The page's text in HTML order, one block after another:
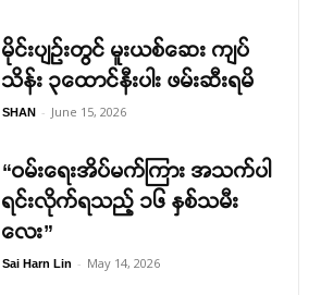
မိုင်းပျဉ်းတွင် မူးယစ်ဆေး ကျပ်
သိန်း ၃ထောင်နီးပါး ဖမ်းဆီးရမိ
SHAN - June 15, 2026
“ဝမ်းရေးအိပ်မက်ကြား အသက်ပါ
ရင်းလိုက်ရသည့် ၁၆ နှစ်သမီး
လေး”
Sai Harn Lin - May 14, 2026